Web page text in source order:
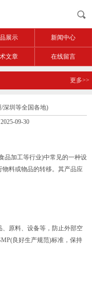
展示 新闻中心
文章 在线留言
更多>>
深圳等全国各地)
09-30
加工等行业)中常见的一种设
料或物品的转移。其产品应
原料、设备等，防止外部空
良好生产规范)标准，保持